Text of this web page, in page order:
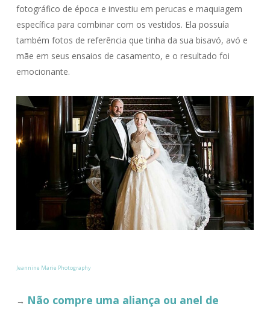
fotográfico de época e investiu em perucas e maquiagem
específica para combinar com os vestidos. Ela possuía
também fotos de referência que tinha da sua bisavó, avó e
mãe em seus ensaios de casamento, e o resultado foi
emocionante.
Jeannine Marie Photography
→ Não compre uma aliança ou anel de